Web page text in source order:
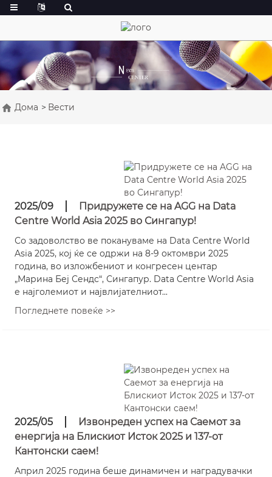
Дома Вести
2025/09
Придружете се на AGG на Data
Centre World Asia 2025 во Сингапур!
Со задоволство ве покануваме на Data Centre World
Asia 2025, кој ќе се одржи на 8-9 октомври 2025
година, во изложбениот и конгресен центар
„Марина Беј Сендс“, Сингапур. Data Centre World Asia
е најголемиот и највлијателниот...
Погледнете повеќе >>
2025/05
Извонреден успех на Саемот за
енергија на Блискиот Исток 2025 и 137-от
Кантонски саем!
Април 2025 година беше динамичен и наградувачки